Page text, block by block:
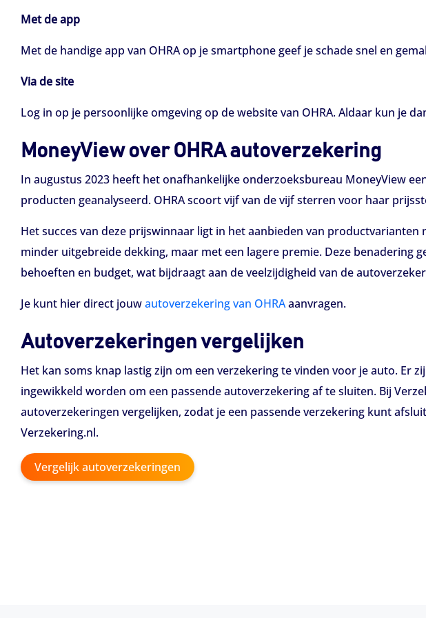
Met de app
Met de handige app van OHRA op je smartphone geef je schade snel en
Via de site
Log in op je persoonlijke omgeving op de website van OHRA. Aldaar kun je
MoneyView over OHRA autoverzekering
In augustus 2023 heeft het onafhankelijke onderzoeksbureau MoneyView
producten geanalyseerd. OHRA scoort vijf van de vijf sterren voor haar
Het succes van deze prijswinnaar ligt in het aanbieden van
minder uitgebreide dekking, maar met een lagere premie. Deze benadering
behoeften en budget, wat bijdraagt aan de veelzijdigheid van de
Je kunt hier direct jouwautoverzekering van OHRAaanvragen.
Autoverzekeringen vergelijken
Het kan soms knap lastig zijn om een verzekering te vinden voor je auto. Er
ingewikkeld worden om een passende autoverzekering af te sluiten. Bij
autoverzekeringen vergelijken, zodat je een passende verzekering kunt
Verzekering.nl.
Vergelijk autoverzekeringen